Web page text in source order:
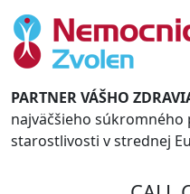
PARTNER VÁŠHO
najväčšieho
starostlivosti v strednej